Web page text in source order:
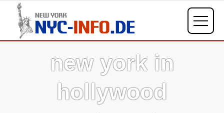
new york in
hollywood